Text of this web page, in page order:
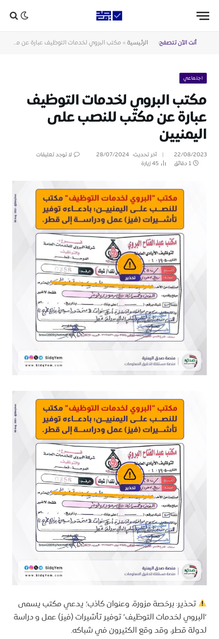
أنت الآن تتصفح: الرئيسية » مكتب البروي لخدمات التوظيف عبارة عن مكتب للنصب على اليمنيين
اجتماعي
مكتب البروي لخدمات التوظيف
عبارة عن مكتب للنصب على
اليمنيين
22/08/2023 آخر تحديث: 28/07/2024
لا توجد تعليقات
1 دقائق
45زيارة
تحذير: برخصة مزورة، وعنوان كاذب؛ يدعي مكتب يسمى
‘البروي لخدمات التوظيف’ توفير تأشيرات (فيز) عمل و دراسة
لدولة قطر، وقد وقع الكثيرون في شباكه.